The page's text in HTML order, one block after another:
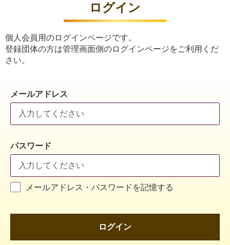
ログイン
個人会員用のログインページです。
登録団体の方は管理画面側のログインページをご利用くだ
さい。
メールアドレス
パスワード
メールアドレス・パスワードを記憶する
ログイン